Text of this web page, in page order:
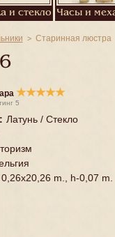
и стекло Часы и
Старинная люстра
★★★★★
5
: Латунь / Стекло
0,26x20,26 m., h-0,07 m.